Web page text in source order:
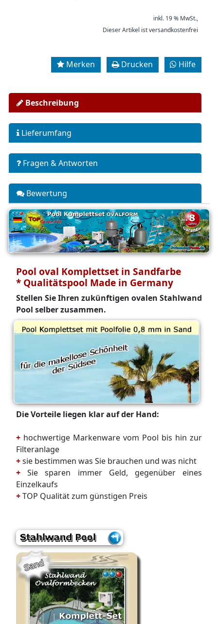
inkl. 19 % MwSt.,
Dieser Artikel ist versandkostenfrei
Merken Drucken Hilfe
Beschreibung
Lieferumfang
Fragen & Antworten
Bewertung
Pool oval Komplettset in Sandfarbe
* Qualitätspool Made in Germany
Stellen Sie Ihren zukünftigen ovalen Stahlwand
Pool selber zusammen.
Die Vorteile liegen klar auf der Hand:
+ hochwertige Markenware vom Pool bis hin zur
Filteranlage
+sie bestimmen was Sie brauchen und was nicht
+ Sie sparen immer Geld, gegenüber eines
Einzelkaufs
+TOP Qualität zum günstigen Preis